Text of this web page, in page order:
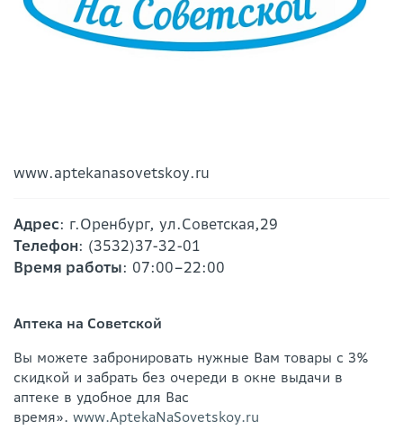
www.aptekanasovetskoy.ru
Адрес: г.Оренбург, ул.Советская,29
Телефон: (3532)37-32-01
Время работы: 07:00–22:00
Аптека на Советской
Вы можете забронировать нужные Вам товары с 3%
скидкой и забрать без очереди в окне выдачи в
аптеке в удобное для Вас
время». www.AptekaNaSovetskoy.ru